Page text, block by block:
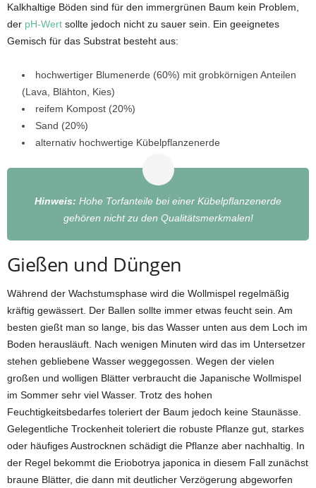
Kalkhaltige Böden sind für den immergrünen Baum kein Problem,
der pH-Wert sollte jedoch nicht zu sauer sein. Ein geeignetes
Gemisch für das Substrat besteht aus:
hochwertiger Blumenerde (60%) mit grobkörnigen Anteilen
(Lava, Blähton, Kies)
reifem Kompost (20%)
Sand (20%)
alternativ hochwertige Kübelpflanzenerde
Hinweis: Hohe Torfanteile bei einer Kübelpflanzenerde
gehören nicht zu den Qualitätsmerkmalen!
Gießen und Düngen
Während der Wachstumsphase wird die Wollmispel regelmäßig
kräftig gewässert. Der Ballen sollte immer etwas feucht sein. Am
besten gießt man so lange, bis das Wasser unten aus dem Loch im
Boden herausläuft. Nach wenigen Minuten wird das im Untersetzer
stehen gebliebene Wasser weggegossen. Wegen der vielen
großen und wolligen Blätter verbraucht die Japanische Wollmispel
im Sommer sehr viel Wasser. Trotz des hohen
Feuchtigkeitsbedarfes toleriert der Baum jedoch keine Staunässe.
Gelegentliche Trockenheit toleriert die robuste Pflanze gut, starkes
oder häufiges Austrocknen schädigt die Pflanze aber nachhaltig. In
der Regel bekommt die Eriobotrya japonica in diesem Fall zunächst
braune Blätter, die dann mit deutlicher Verzögerung abgeworfen